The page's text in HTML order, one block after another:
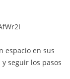
espacio en sus
seguir los pasos